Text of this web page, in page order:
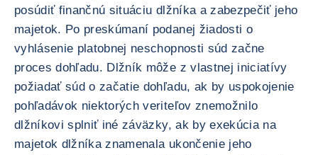
posúdiť finančnú situáciu dlžníka a zabezpečiť jeho
majetok. Po preskúmaní podanej žiadosti o
vyhlásenie platobnej neschopnosti súd začne
proces dohľadu. Dlžník môže z vlastnej iniciatívy
požiadať súd o začatie dohľadu, ak by uspokojenie
pohľadávok niektorých veriteľov znemožnilo
dlžníkovi splniť iné záväzky, ak by exekúcia na
majetok dlžníka znamenala ukončenie jeho